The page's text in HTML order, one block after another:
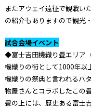
またアウェイ遠征で観戦い
の紹介もありますので観光
試合会場イベント
◆富士吉田機織り畳エリア
機織りの街として1000年以
機織りの祭典と言われるハ
物屋さんとコラボしたこの
畳の上には、歴史ある富士